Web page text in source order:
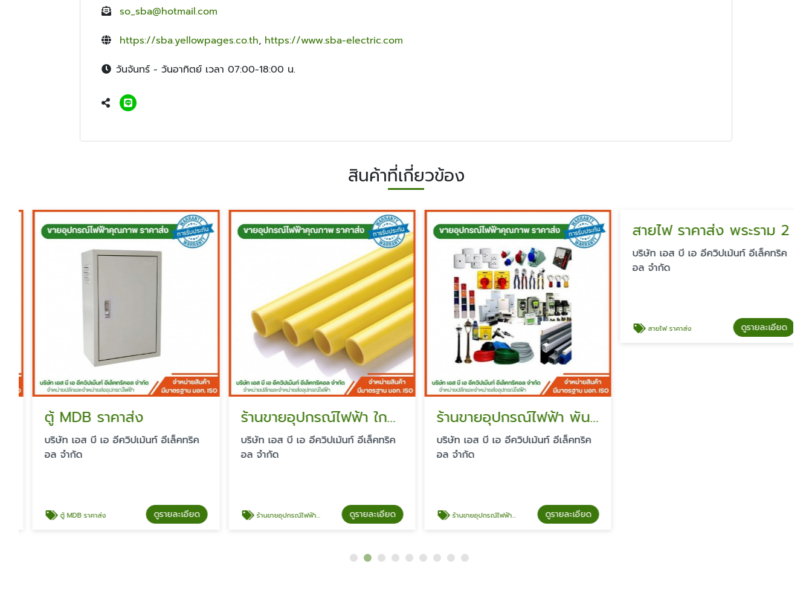
so_sba@hotmail.com
https://sba.yellowpages.co.th, https://www.sba-electric.com
วันจันทร์ - วันอาทิตย์ เวลา 07:00-18:00 น.
สินค้าที่เกี่ยวข้อง
ตู้ MDB ราคาส่ง
บริษัท เอส บี เอ อีควิปเม้นท์ อีเล็คทริค
อล จำกัด
ตู้ MDB ราคาส่ง ดูรายละเอียด
ร้านขายอุปกรณ์ไฟฟ้า ใกล้ฉัน
บริษัท เอส บี เอ อีควิปเม้นท์ อีเล็คทริค
อล จำกัด
ร้านขายอุปกรณ์ไฟฟ้า ใกล้ฉัน ดูรายละเอียด
ร้านขายอุปกรณ์ไฟฟ้า พันท้ายนรสิงห์
บริษัท เอส บี เอ อีควิปเม้นท์ อีเล็คทริค
อล จำกัด
ร้านขายอุปกรณ์ไฟฟ้า พันท้ายนรสิงห์ ดูรายละเอียด
สายไฟ ราคาส่ง พระราม 2
บริษัท เอส บี เอ อีควิปเม้นท์ อีเล็คทริค
อล จำกัด
สายไฟ ราคาส่ง ดูรายละเอียด